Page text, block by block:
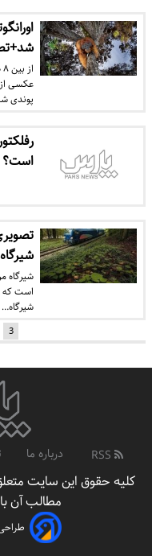
پوندی
است؟
شیرگاه
شیرگاه
است که
شیرگاه…
3
درباره ما
کلیه حقوق این سایت
مطالب آن